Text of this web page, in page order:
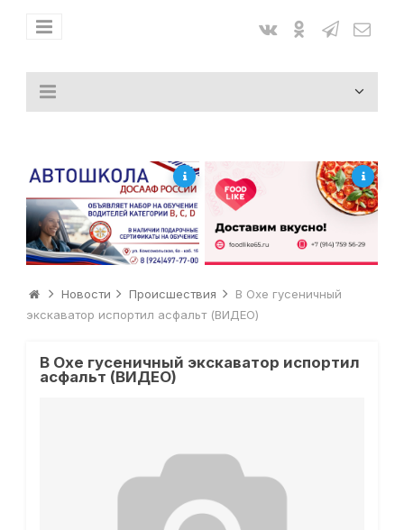
Новости Происшествия
В Охе гусеничный
экскаватор испортил асфальт (ВИДЕО)
В Охе гусеничный экскаватор испортил
асфальт (ВИДЕО)